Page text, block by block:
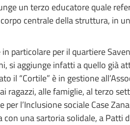
un terzo educatore quale
centrale della struttura, in
particolare per il quartiere
si aggiunge infatti a quello già
il “Cortile” è in gestione
ragazzi, alle famiglie, al terzo
l’Inclusione sociale Case
una sartoria solidale, a Patti